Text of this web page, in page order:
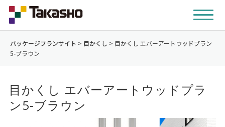
パッケージプランサイト > 目かくし > 目かくし エバーアートウッドプラン
5-ブラウン
目かくし エバーアートウッドプラ
ン5-ブラウン